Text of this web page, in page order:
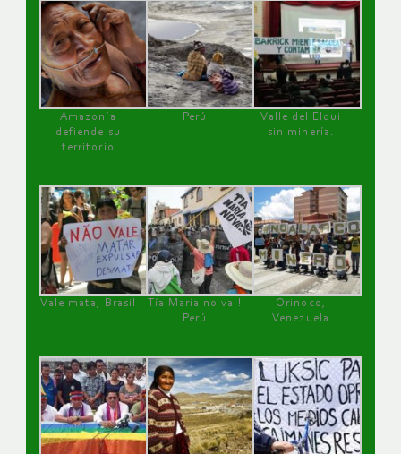
Amazonía
defiende su
territorio
Perú
Valle del Elqui
sin minería.
Vale mata, Brasil
Tía María no va !
Perú
Orinoco,
Venezuela